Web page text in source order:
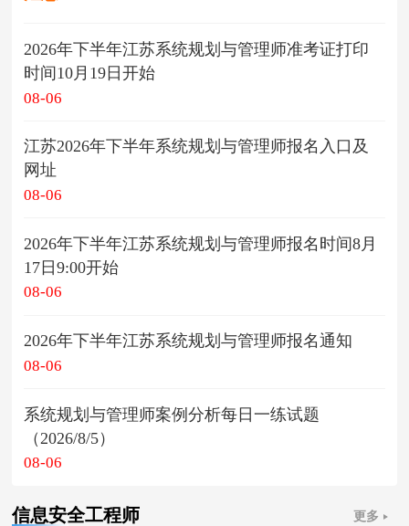
2026年下半年江苏系统规划与管理师准考证打印
时间10月19日开始
08-06
江苏2026年下半年系统规划与管理师报名入口及
网址
08-06
2026年下半年江苏系统规划与管理师报名时间8月
17日9:00开始
08-06
2026年下半年江苏系统规划与管理师报名通知
08-06
系统规划与管理师案例分析每日一练试题
（2026/8/5）
08-06
信息安全工程师 更多